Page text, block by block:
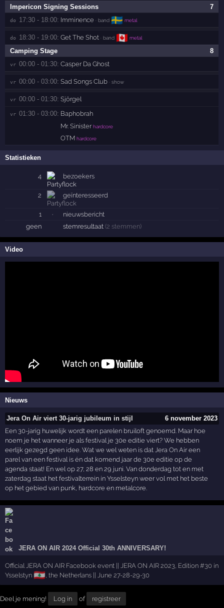
7
Impericon Signing Sessions
do 17:30 - 18:00: Imminence · band 🇸🇪 metal
do 18:30 - 19:00: Get The Shot · band 🇨🇦 metal
8
Camping Stage
vr 00:00 - 01:30: Casper Da Ghost
vr 00:00 - 03:00: Sad Songs Club · show
vr 00:00 - 01:30: Sjörgel
vr 01:30 - 03:00: Baphobrah
Mr. Sinister hardcore
OTM hardcore
Statistieken
4 bezoekers
2 geïnteresseerd
1 ·
nieuwsbericht
geen
stemresultaat(2 stemmen)
Video
Nieuws
Jera On Air viert 30-jarig jubileum in stijl
6 november 2023
Een 30-jarig huwelijk wordt een parelen bruiloft genoemd. Maar hoe
noem je het wanneer je als festival je 30e editie viert? We hebben
eerlijk gezegd geen idee. Wat we wel weten is dat Jera On Air een
parel van een festival is én dat komend jaar de 30e editie op de
agenda staat! En wel op 27, 28 en 29 juni. Van donderdag tot en met
zaterdag staat het festivalterrein in Ysselsteyn weer vol met het beste
op het gebied van punk, hardcore en metalcore.
JERA ON AIR 2024 Official 30th ANNIVERSARY!
Official JERA ON AIR Facebook event || JERA ON AIR 2023, Edition #30 in
Ysselstyn 🇱🇧 , the Netherlans || June 27-28-29-30
Deel je mening! Log in of registreer